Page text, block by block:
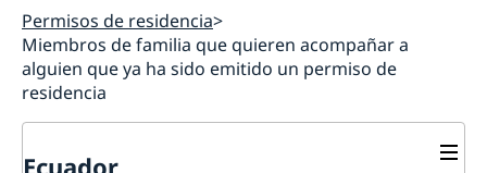
Permisos de residencia
Miembros de familia que quieren acompañar a
alguien que ya ha sido emitido un permiso de
residencia
Ecuador